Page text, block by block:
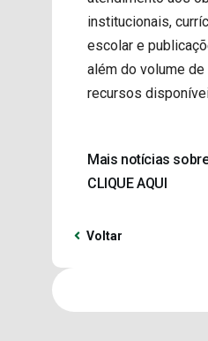
institucionais,
escolar e
além do volume
recursos
Mais notícias sobre
CLIQUE AQUI
Voltar